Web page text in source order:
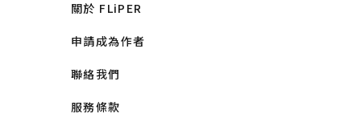
關於 FLiPER
申請成為作者
聯絡我們
服務條款